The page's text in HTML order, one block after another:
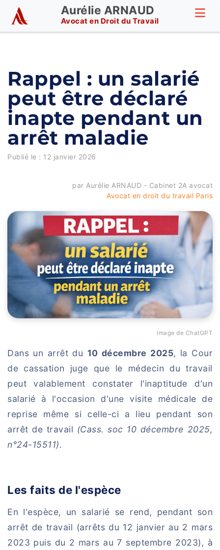
Aurélie ARNAUD
Avocat en Droit du Travail
Rappel : un salarié
peut être déclaré
inapte pendant un
arrêt maladie
Publié le : 12 janvier 2026
par Aurélie ARNAUD - Cabinet 2A avocat
Avocat en droit du travail Paris
Image de ChatGPT
Dans un arrêt du 10 décembre 2025, la Cour
de cassation juge que le médecin du travail
peut valablement constater l'inaptitude d'un
salarié à l'occasion d'une visite médicale de
reprise même si celle-ci a lieu pendant son
arrêt de travail (Cass. soc 10 décembre 2025,
n°24-15511).
Les faits de l'espèce
En l'espèce, un salarié se rend, pendant son
arrêt de travail (arrêts du 12 janvier au 2 mars
2023 puis du 2 mars au 7 septembre 2023), à